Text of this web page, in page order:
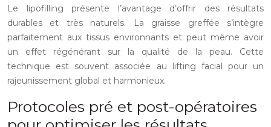
Le lipofilling présente l’avantage d’offrir des résultats
durables et très naturels. La graisse greffée s’intègre
parfaitement aux tissus environnants et peut même avoir
un effet régénérant sur la qualité de la peau. Cette
technique est souvent associée au lifting facial pour un
rajeunissement global et harmonieux.
Protocoles pré et post-opératoires